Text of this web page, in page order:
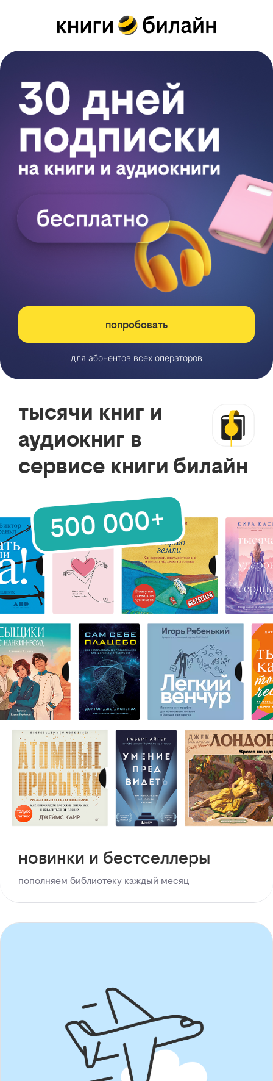
попробовать
для абонентов всех операторов
тысячи книг и
аудиокниг в
сервисе книги билайн
новинки и бестселлеры
пополняем библиотеку каждый месяц